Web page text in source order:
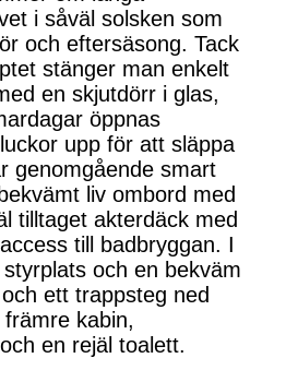
i såväl solsken som
och eftersäsong. Tack
stänger man enkelt
en skjutdörr i glas,
öppnas
upp för att släppa
genomgående smart
liv ombord med
tilltaget akterdäck med
till badbryggan. I
och en bekväm
ett trappsteg ned
kabin,
en rejäl toalett.